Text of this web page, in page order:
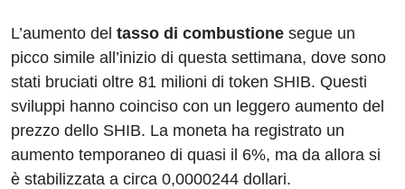
L’aumento del tasso di combustione segue un
picco simile all’inizio di questa settimana, dove sono
stati bruciati oltre 81 milioni di token SHIB. Questi
sviluppi hanno coinciso con un leggero aumento del
prezzo dello SHIB. La moneta ha registrato un
aumento temporaneo di quasi il 6%, ma da allora si
è stabilizzata a circa 0,0000244 dollari.